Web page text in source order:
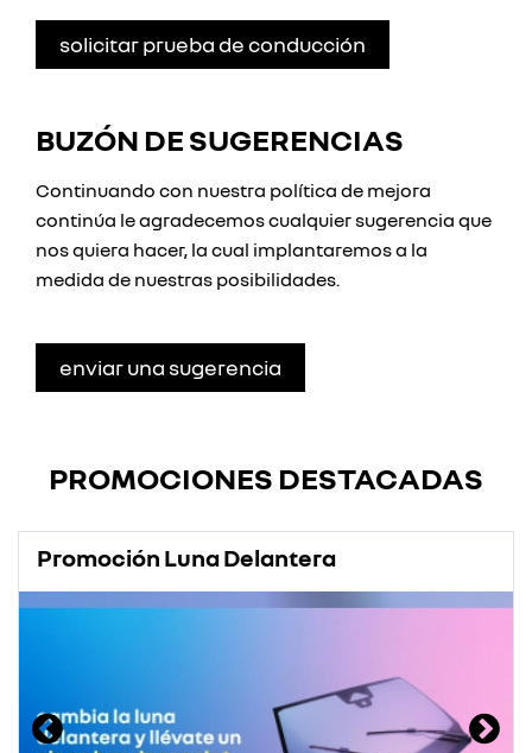
solicitar prueba de conducción
BUZÓN DE SUGERENCIAS
Continuando con nuestra política de mejora
continúa le agradecemos cualquier sugerencia que
nos quiera hacer, la cual implantaremos a la
medida de nuestras posibilidades.
enviar una sugerencia
PROMOCIONES DESTACADAS
Promoción Luna Delantera